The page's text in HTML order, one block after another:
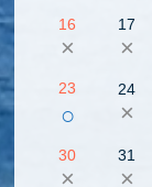
16
×
17
×
23
○
24
×
30
×
31
×